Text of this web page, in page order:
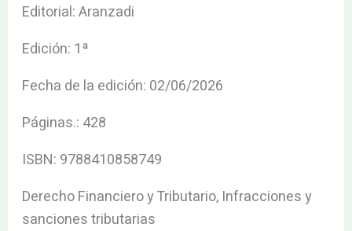
Editorial: Aranzadi
Edición: 1ª
Fecha de la edición: 02/06/2026
Páginas.: 428
ISBN: 9788410858749
Derecho Financiero y Tributario, Infracciones y
sanciones tributarias
cantidad